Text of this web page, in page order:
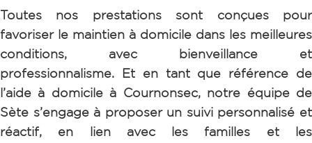
Toutes nos prestations sont conçues pour
favoriser le maintien à domicile dans les meilleures
conditions, avec bienveillance et
professionnalisme. Et en tant que référence de
l’aide à domicile à Cournonsec, notre équipe de
Sète s’engage à proposer un suivi personnalisé et
réactif, en lien avec les familles et les